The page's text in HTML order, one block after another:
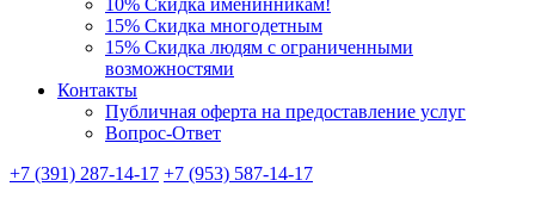
10% Скидка именинникам!
15% Скидка многодетным
15% Скидка людям с ограниченными
возможностями
Контакты
Публичная оферта на предоставление услуг
Вопрос-Ответ
+7 (391) 287-14-17 +7 (953) 587-14-17